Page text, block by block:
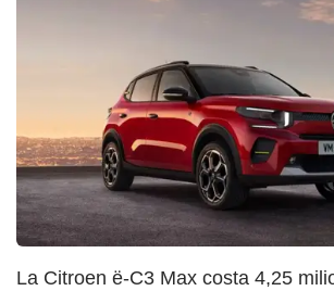
La Citroen ë-C3 Max costa 4,25